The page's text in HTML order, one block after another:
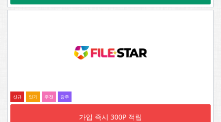
신규 인기 추전 강추
가입 즉시 300P 적립